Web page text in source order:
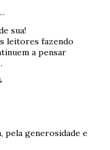
sua!
leitores fazendo
a pensar
pela generosidade e